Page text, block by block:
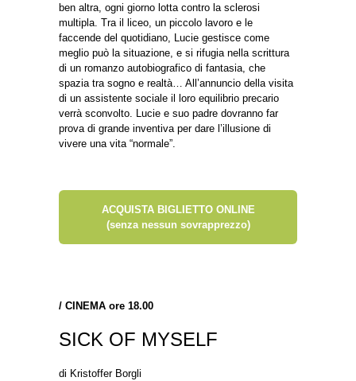
ben altra, ogni giorno lotta contro la sclerosi
multipla. Tra il liceo, un piccolo lavoro e le
faccende del quotidiano, Lucie gestisce come
meglio può la situazione, e si rifugia nella scrittura
di un romanzo autobiografico di fantasia, che
spazia tra sogno e realtà… All’annuncio della visita
di un assistente sociale il loro equilibrio precario
verrà sconvolto. Lucie e suo padre dovranno far
prova di grande inventiva per dare l’illusione di
vivere una vita “normale”.
ACQUISTA BIGLIETTO ONLINE
(senza nessun sovrapprezzo)
/ CINEMA ore 18.00
SICK OF MYSELF
di Kristoffer Borgli